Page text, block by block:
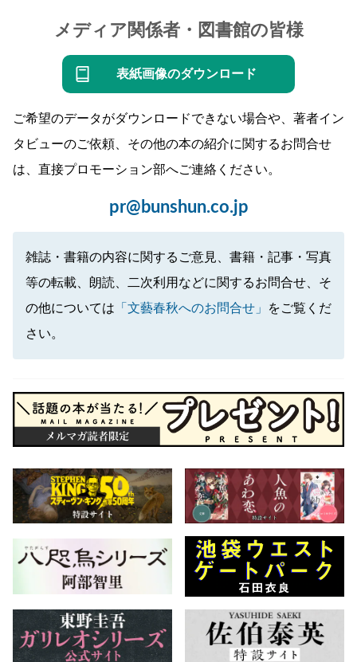
メディア関係者・図書館の皆様
表紙画像のダウンロード
ご希望のデータがダウンロードできない場合や、著者イン
タビューのご依頼、その他の本の紹介に関するお問合せ
は、直接プロモーション部へご連絡ください。
pr@bunshun.co.jp
雑誌・書籍の内容に関するご意見、書籍・記事・写真
等の転載、朗読、二次利用などに関するお問合せ、そ
の他については 「文藝春秋へのお問合せ」
をご覧くだ
さい。